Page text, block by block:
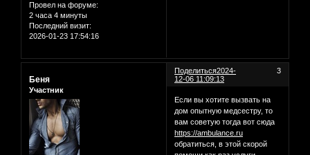
Провел на форуме:
2 часа 4 минуты
Последний визит:
2026-01-23 17:54:16
Поделиться 3
2024-
12-06 11:09:13
Беня
Участник
Если вы хотите вызвать на
дом опытную медсестру, то
вам советую тогда вот сюда
https://ambulance.ru
обратиться, в этой скорой